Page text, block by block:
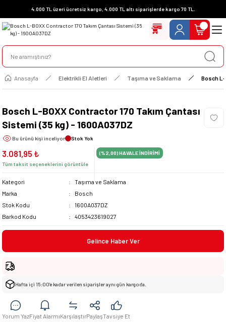
4.000 TL üzeri ücretsiz kargo, 4.000 TL altı siparişlerde kargo 70 TL.
Anasayfa Elektrikli El Aletleri Taşıma ve Saklama Bosch L-
Bosch L-BOXX Contractor 170 Takım Çantası
Sistemi (35 kg) - 1600A037DZ
Bu ürünü kişi inceliyor Stok Yok
3.081,95 ₺
Tüm taksit seçeneklerini görüntüle
(%2,00)HAVALE İNDİRİMİ
Kategori
Taşıma ve Saklama
Marka
Bosch
Stok Kodu
1600A037DZ
Barkod Kodu
4053423619027
Gelince Haber Ver
Hafta içi 15:00’e kadar verilen siparişler aynı gün kargoda.
Yorum YazFiyat AlarmıKarşılaştırPaylaşTavsiye Et